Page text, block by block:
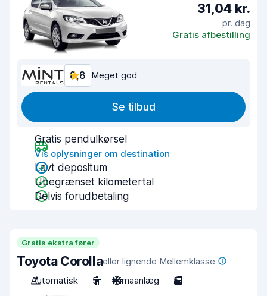
31,04 kr.
pr. dag
Gratis afbestilling
8,8 Meget god
Se tilbud
Gratis pendulkørsel
Vis oplysninger om destination
Lavt depositum
Ubegrænset kilometertal
Delvis forudbetaling
Gratis ekstra fører
Toyota Corollaeller lignende Mellemklasse
Automatisk
5 Klimaanlæg 5